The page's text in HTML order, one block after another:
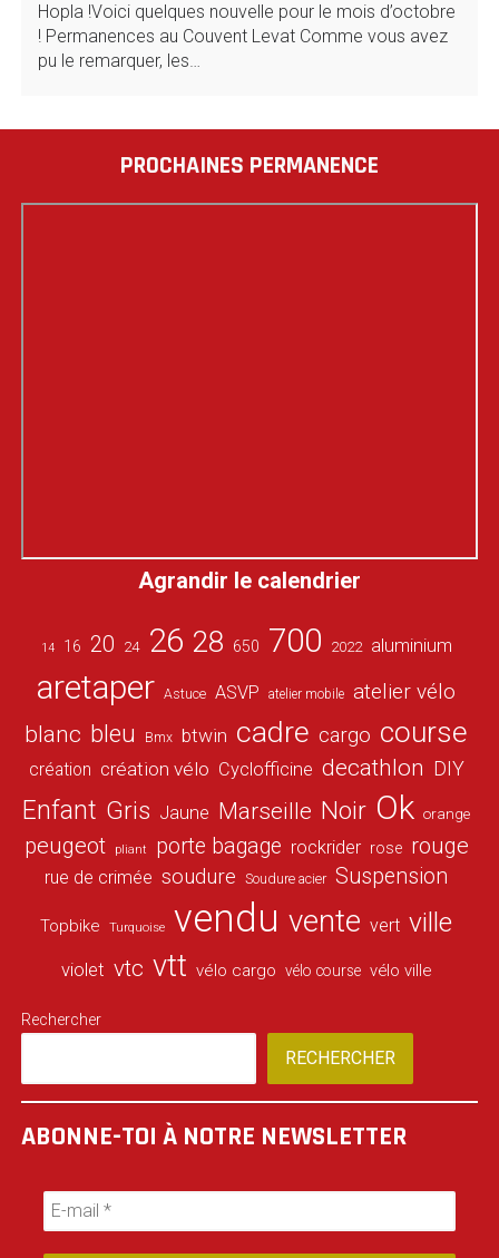
Hopla !Voici quelques nouvelle pour le mois d’octobre
! Permanences au Couvent Levat Comme vous avez
pu le remarquer, les…
PROCHAINES PERMANENCE
Agrandir le calendrier
14 16 20 24 26 28 650 700 2022 aluminium
aretaper Astuce ASVP atelier mobile atelier vélo
blanc bleu Bmx btwin cadre cargo course
création création vélo Cyclofficine decathlon DIY
Enfant Gris Jaune Marseille Noir Ok orange
peugeot pliant porte bagage rockrider rose rouge
rue de crimée soudure Soudure acier Suspension
Topbike Turquoise vendu vente vert ville
violet vtc vtt vélo cargo vélo course vélo ville
Rechercher
RECHERCHER
ABONNE-TOI À NOTRE NEWSLETTER